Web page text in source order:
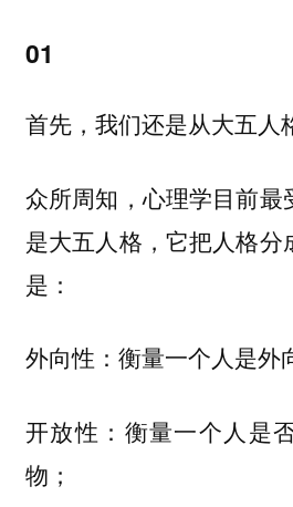
01
首先，我们还是从大五人
众所周知，心理学目前最
是大五人格，它把人格分
是：
外向性：衡量一个人是外
开放性：衡量一个人是
物；